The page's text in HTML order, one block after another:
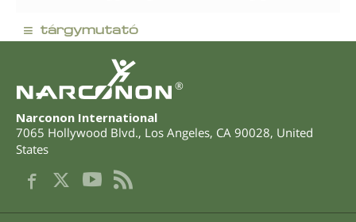
≡ tárgymutató
®
Narconon International
7065 Hollywood Blvd., Los Angeles, CA 90028, United
States